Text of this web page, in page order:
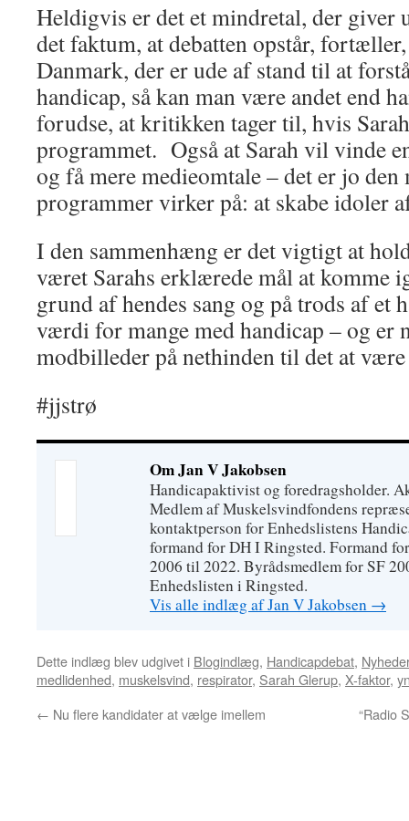
Heldigvis er det et mindretal, der giver
det faktum, at debatten opstår,
Danmark, der er ude af stand til at
handicap, så kan man være andet end
forudse, at kritikken tager til, hvis
programmet. Også at Sarah vil vinde
og få mere medieomtale – det er jo den
programmer virker på: at skabe idoler
I den sammenhæng er det vigtigt at
været Sarahs erklærede mål at komme
grund af hendes sang og på trods af et
værdi for mange med handicap – og er
modbilleder på nethinden til det at
#jjstrø
Om Jan V Jakobsen
Handicapaktivist og foredragsholder.
Medlem af Muskelsvindfondens
kontaktperson for Enhedslistens
formand for DH I Ringsted. Formand
2006 til 2022. Byrådsmedlem for SF
Enhedslisten i Ringsted.
Vis alle indlæg af Jan V Jakobsen →
Dette indlæg blev udgivet i Blogindlæg, Handicapdebat, Nyheder
medlidenhed, muskelsvind, respirator, Sarah Glerup, X-faktor,
← Nu flere kandidater at vælge imellem “Radio